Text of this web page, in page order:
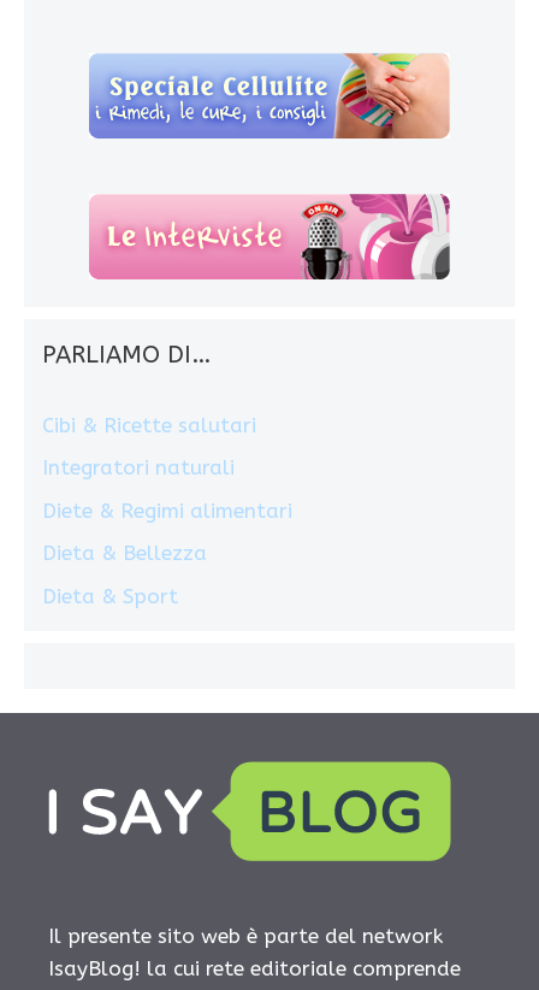
PARLIAMO DI…
Cibi & Ricette salutari
Integratori naturali
Diete & Regimi alimentari
Dieta & Bellezza
Dieta & Sport
Il presente sito web è parte del network
IsayBlog! la cui rete editoriale comprende